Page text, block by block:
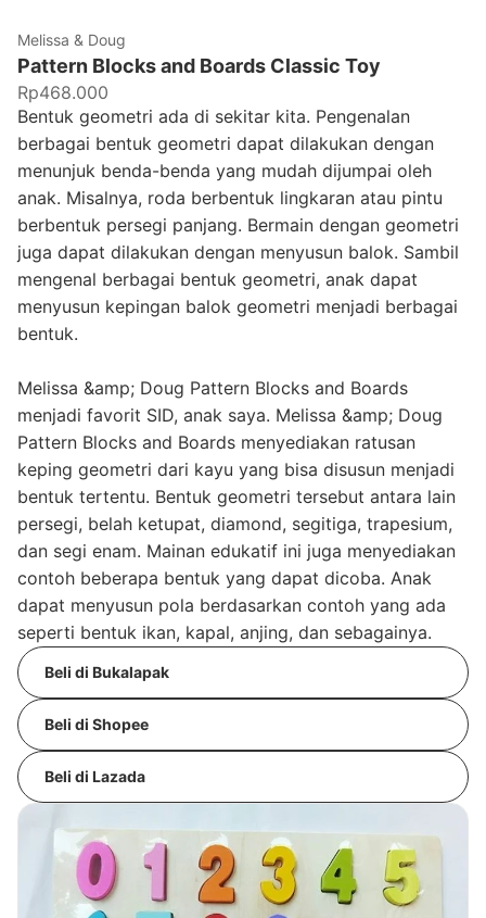
Melissa & Doug
Pattern Blocks and Boards Classic Toy
Rp468.000
Bentuk geometri ada di sekitar kita. Pengenalan
berbagai bentuk geometri dapat dilakukan dengan
menunjuk benda-benda yang mudah dijumpai oleh
anak. Misalnya, roda berbentuk lingkaran atau pintu
berbentuk persegi panjang. Bermain dengan geometri
juga dapat dilakukan dengan menyusun balok. Sambil
mengenal berbagai bentuk geometri, anak dapat
menyusun kepingan balok geometri menjadi berbagai
bentuk.
Melissa &amp; Doug Pattern Blocks and Boards
menjadi favorit SID, anak saya. Melissa &amp; Doug
Pattern Blocks and Boards menyediakan ratusan
keping geometri dari kayu yang bisa disusun menjadi
bentuk tertentu. Bentuk geometri tersebut antara lain
persegi, belah ketupat, diamond, segitiga, trapesium,
dan segi enam. Mainan edukatif ini juga menyediakan
contoh beberapa bentuk yang dapat dicoba. Anak
dapat menyusun pola berdasarkan contoh yang ada
seperti bentuk ikan, kapal, anjing, dan sebagainya.
Beli di Bukalapak
Beli di Shopee
Beli di Lazada